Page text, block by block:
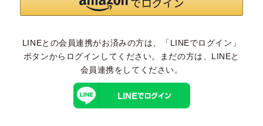
LINEとの会員連携がお済みの方は、「LINEでログイン」
ボタンからログインしてください。まだの方は、 LINEと
会員連携をしてください。